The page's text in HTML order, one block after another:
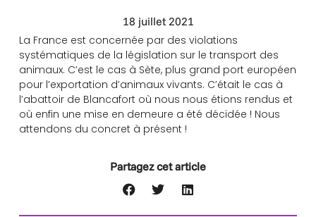
18 juillet 2021
La France est concernée par des violations
systématiques de la législation sur le transport des
animaux. C’est le cas à Sète, plus grand port européen
pour l’exportation d’animaux vivants. C’était le cas à
l’abattoir de Blancafort où nous nous étions rendus et
où enfin une mise en demeure a été décidée ! Nous
attendons du concret à présent !
Partagez cet article